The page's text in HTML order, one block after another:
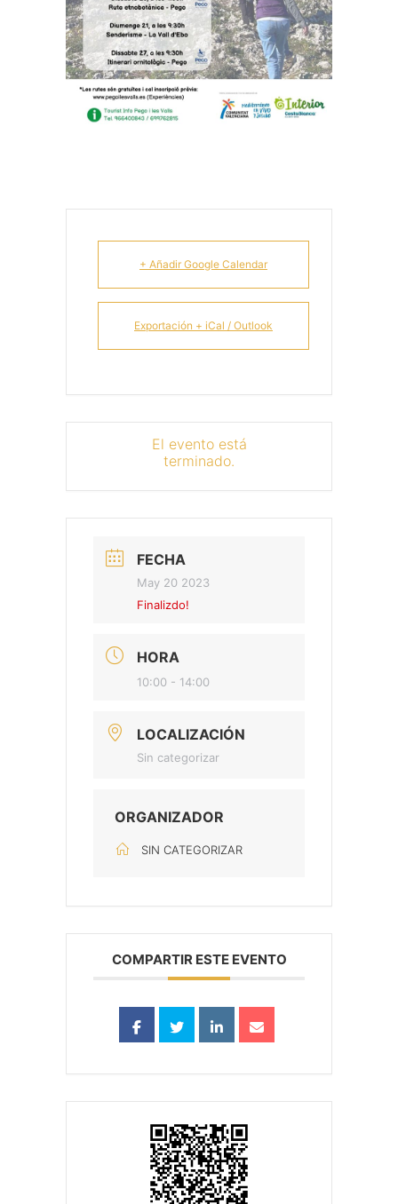
+ Añadir Google Calendar
Exportación + iCal / Outlook
El evento está
terminado.
FECHA
May 20 2023
Finalizdo!
HORA
10:00 - 14:00
LOCALIZACIÓN
Sin categorizar
ORGANIZADOR
SIN CATEGORIZAR
COMPARTIR ESTE EVENTO